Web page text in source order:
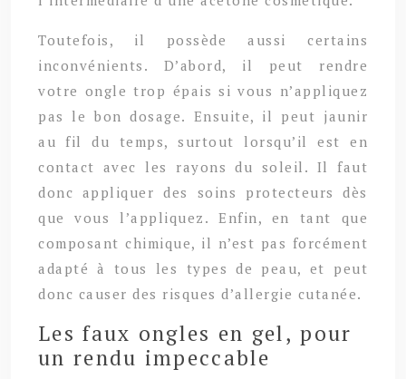
Toutefois, il possède aussi certains
inconvénients. D’abord, il peut rendre
votre ongle trop épais si vous n’appliquez
pas le bon dosage. Ensuite, il peut jaunir
au fil du temps, surtout lorsqu’il est en
contact avec les rayons du soleil. Il faut
donc appliquer des soins protecteurs dès
que vous l’appliquez. Enfin, en tant que
composant chimique, il n’est pas forcément
adapté à tous les types de peau, et peut
donc causer des risques d’allergie cutanée.
Les faux ongles en gel, pour
un rendu impeccable